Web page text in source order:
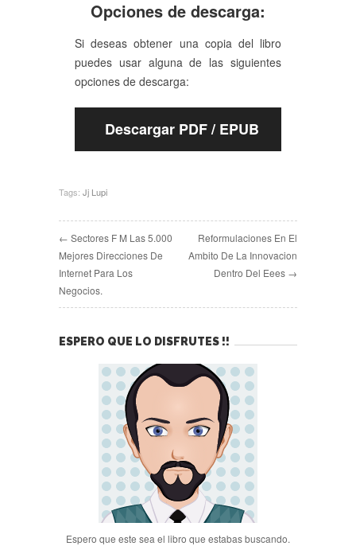
Opciones de descarga:
Si deseas obtener una copia del libro
puedes usar alguna de las siguientes
opciones de descarga:
Descargar PDF / EPUB
Tags: Jj Lupi
← Sectores F M Las 5.000
Mejores Direcciones De
Internet Para Los
Negocios.
Reformulaciones En El
Ambito De La Innovacion
Dentro Del Eees →
ESPERO QUE LO DISFRUTES !!
Espero que este sea el libro que estabas buscando.